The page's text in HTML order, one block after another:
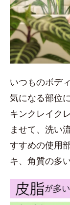
いつものボデ
気になる部位
キンクレイク
ませて、洗い
すすめの使用
キ、角質の多